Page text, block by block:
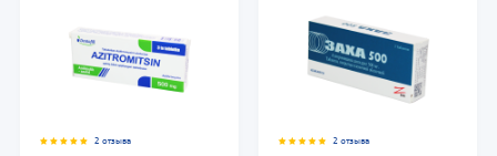
2 отзыва 2 отзыва